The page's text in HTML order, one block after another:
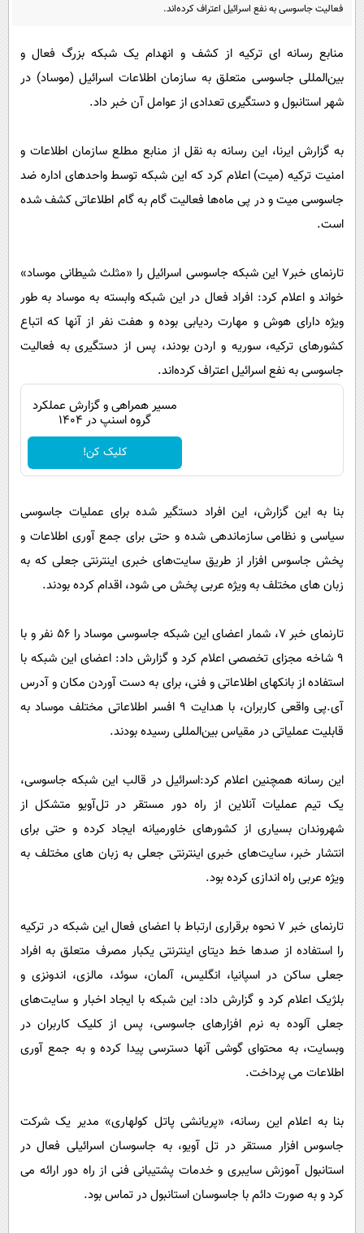
سرگرمی
حوادث
سلامت
حیات وحش
سیاست خارجی
پیامک
دانلود
فعالیت جاسوسی به نفع اسرائیل اعتراف کرده‌اند.
منابع رسانه ای ترکیه از کشف و انهدام یک شبکه بزرگ فعال و
بین‌المللی جاسوسی متعلق به سازمان اطلاعات اسرائیل (موساد) در
شهر استانبول و دستگیری تعدادی از عوامل آن خبر داد.
به گزارش ایرنا، این رسانه به نقل از منابع مطلع سازمان اطلاعات و
امنیت ترکیه (میت) اعلام کرد که این شبکه توسط واحدهای اداره ضد
جاسوسی میت و در پی ماه‌ها فعالیت گام به گام اطلاعاتی کشف شده
است.
تارنمای خبر۷ این شبکه جاسوسی اسرائیل را «مثلث شیطانی موساد»
خواند و اعلام کرد: افراد فعال در این شبکه وابسته به موساد به طور
ویژه دارای هوش و مهارت ردیابی بوده و هفت نفر از آنها که اتباع
کشورهای ترکیه، سوریه و اردن بودند، پس از دستگیری به فعالیت
جاسوسی به نفع اسرائیل اعتراف کرده‌اند.
مسیر همراهی و گزارش عملکرد
گروه اسنپ در ۱۴۰۴
کلیک کن!
بنا به این گزارش، این افراد دستگیر شده برای عملیات جاسوسی
سیاسی و نظامی سازماندهی شده و حتی برای جمع آوری اطلاعات و
پخش جاسوس افزار از طریق سایت‌های خبری اینترنتی جعلی که به
زبان های مختلف به ویژه عربی پخش می شود، اقدام کرده بودند.
تارنمای خبر ۷، شمار اعضای این شبکه جاسوسی موساد را ۵۶ نفر و با
۹ شاخه مجزای تخصصی اعلام کرد و گزارش داد: اعضای این شبکه با
استفاده از بانکهای اطلاعاتی و فنی، برای به دست آوردن مکان و آدرس
آی.پی واقعی کاربران، با هدایت ۹ افسر اطلاعاتی مختلف موساد به
قابلیت عملیاتی در مقیاس بین‌المللی رسیده بودند.
این رسانه همچنین اعلام کرد:اسرائیل در قالب این شبکه جاسوسی،
یک تیم عملیات آنلاین از راه دور مستقر در تل‌آویو متشکل از
شهروندان بسیاری از کشورهای خاورمیانه ایجاد کرده و حتی برای
انتشار خبر، سایت‌های خبری اینترنتی جعلی به زبان های مختلف به
ویژه عربی راه اندازی کرده بود.
تارنمای خبر ۷ نحوه برقراری ارتباط با اعضای فعال این شبکه در ترکیه
را استفاده از صدها خط دیتای اینترنتی یکبار مصرف متعلق به افراد
جعلی ساکن در اسپانیا، انگلیس، آلمان، سوئد، مالزی، اندونزی و
بلژیک اعلام کرد و گزارش داد: این شبکه با ایجاد اخبار و سایت‌های
جعلی آلوده به نرم افزارهای جاسوسی، پس از کلیک کاربران در
وبسایت، به محتوای گوشی آنها دسترسی پیدا کرده و به جمع آوری
اطلاعات می پرداخت.
بنا به اعلام این رسانه، «پریانشی پاتل کولهاری» مدیر یک شرکت
جاسوس افزار مستقر در تل آویو، به جاسوسان اسرائیلی فعال در
استانبول آموزش سایبری و خدمات پشتیبانی فنی از راه دور ارائه می
کرد و به صورت دائم با جاسوسان استانبول در تماس بود.